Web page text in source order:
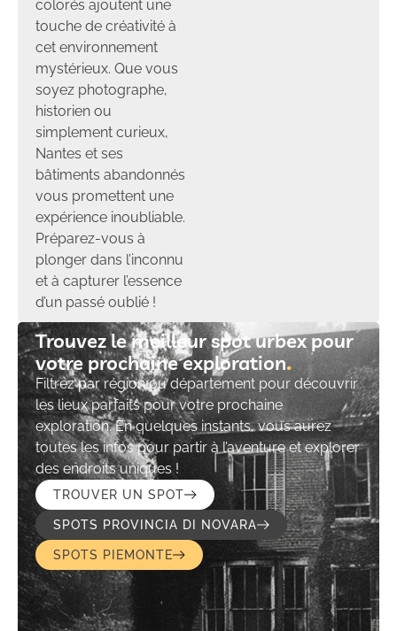
colorés ajoutent une
touche de créativité à
cet environnement
mystérieux. Que vous
soyez photographe,
historien ou
simplement curieux,
Nantes et ses
bâtiments abandonnés
vous promettent une
expérience inoubliable.
Préparez-vous à
plonger dans l’inconnu
et à capturer l’essence
d’un passé oublié !
Trouvez le meilleur spot urbex pour
votre prochaine exploration​
Filtrez par région ou département pour découvrir
les lieux parfaits pour votre prochaine
exploration. En quelques instants, vous aurez
toutes les infos pour partir à l’aventure et explorer
des endroits uniques !
TROUVER UN SPOT
SPOTS PROVINCIA DI NOVARA
SPOTS PIEMONTE